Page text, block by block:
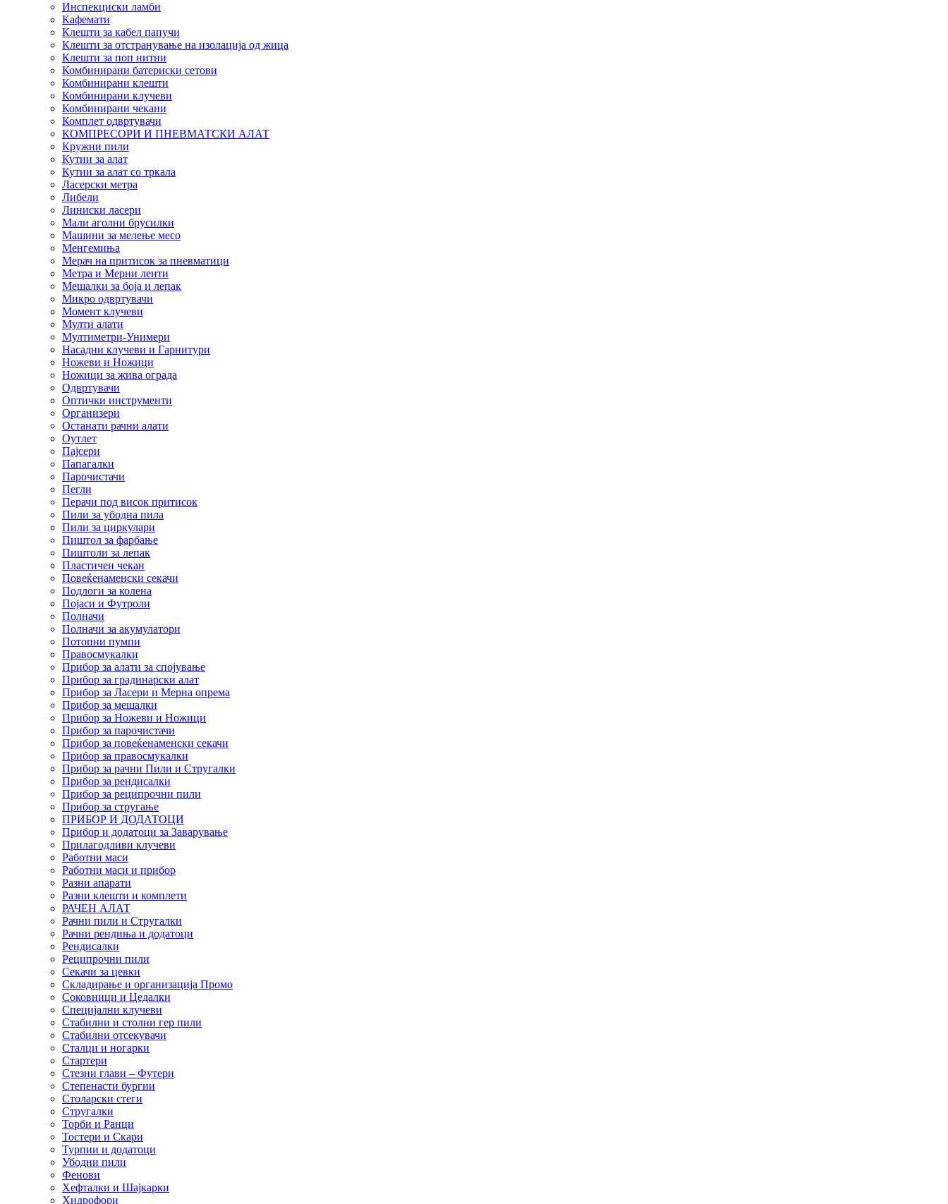
Инспекциски ламби
Кафемати
Клешти за кабел папучи
Клешти за отстранување на изолација од жица
Клешти за поп нитни
Комбинирани батериски сетови
Комбинирани клешти
Комбинирани клучеви
Комбинирани чекани
Комплет одвртувачи
КОМПРЕСОРИ И ПНЕВМАТСКИ АЛАТ
Кружни пили
Кутии за алат
Кутии за алат со тркала
Ласерски метра
Либели
Линиски ласери
Мали аголни брусилки
Машини за мелење месо
Менгемиња
Мерач на притисок за пневматици
Метра и Мерни ленти
Мешалки за боја и лепак
Микро одвртувачи
Момент клучеви
Мулти алати
Мултиметри-Унимери
Насадни клучеви и Гарнитури
Ножеви и Ножици
Ножици за жива ограда
Одвртувачи
Оптички инструменти
Организери
Останати рачни алати
Оутлет
Пајсери
Папагалки
Парочистачи
Пегли
Перачи под висок притисок
Пили за убодна пила
Пили за циркулари
Пиштол за фарбање
Пиштоли за лепак
Пластичен чекан
Повеќенаменски секачи
Подлоги за колена
Појаси и Футроли
Полначи
Полначи за акумулатори
Потопни пумпи
Правосмукалки
Прибор за алати за спојување
Прибор за градинарски алат
Прибор за Ласери и Мерна опрема
Прибор за мешалки
Прибор за Ножеви и Ножици
Прибор за парочистачи
Прибор за повеќенаменски секачи
Прибор за правосмукалки
Прибор за рачни Пили и Стругалки
Прибор за рендисалки
Прибор за реципрочни пили
Прибор за стругање
ПРИБОР И ДОДАТОЦИ
Прибор и додатоци за Заварување
Прилагодливи клучеви
Работни маси
Работни маси и прибор
Разни апарати
Разни клешти и комплети
РАЧЕН АЛАТ
Рачни пили и Стругалки
Рачни рендиња и додатоци
Рендисалки
Реципрочни пили
Секачи за цевки
Складирање и организација Промо
Соковници и Цедалки
Специјални клучеви
Стабилни и столни гер пили
Стабилни отсекувачи
Сталци и ногарки
Стартери
Стезни глави – Футери
Степенасти бургии
Столарски стеги
Стругалки
Торби и Ранци
Тостери и Скари
Турпии и додатоци
Убодни пили
Фенови
Хефталки и Шајкарки
Хидрофори